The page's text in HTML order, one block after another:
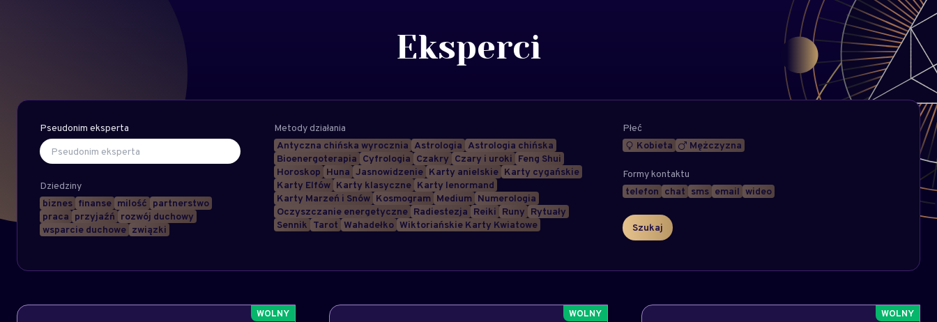
Eksperci
Pseudonim eksperta
Dziedziny
biznes finanse milość partnerstwo
praca przyjaźń rozwój duchowy
wsparcie duchowe związki
Metody działania
Antyczna chińska wyrocznia Astrologia Astrologia chińska
Bioenergoterapia Cyfrologia Czakry Czary i uroki Feng Shui
Horoskop Huna Jasnowidzenie Karty anielskie Karty cygańskie
Karty Elfów Karty klasyczne Karty lenormand
Karty Marzeń i Snów Kosmogram Medium Numerologia
Oczyszczanie energetyczne Radiestezja Reiki Runy Rytuały
Sennik Tarot Wahadełko Wiktoriańskie Karty Kwiatowe
Płeć
Kobieta
Mężczyzna
Formy kontaktu
telefon chat sms email wideo